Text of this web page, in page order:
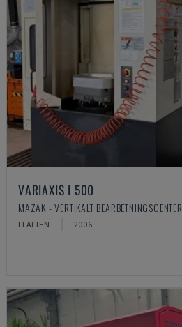
VARIAXIS I 500
MAZAK - VERTIKALT BEARBETNINGSCENTER
ITALIEN 2006